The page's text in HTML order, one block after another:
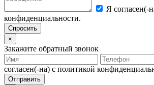
Я согласен(-
конфиденциальности.
×
Закажите обратный звонок
согласен(-на) с политикой